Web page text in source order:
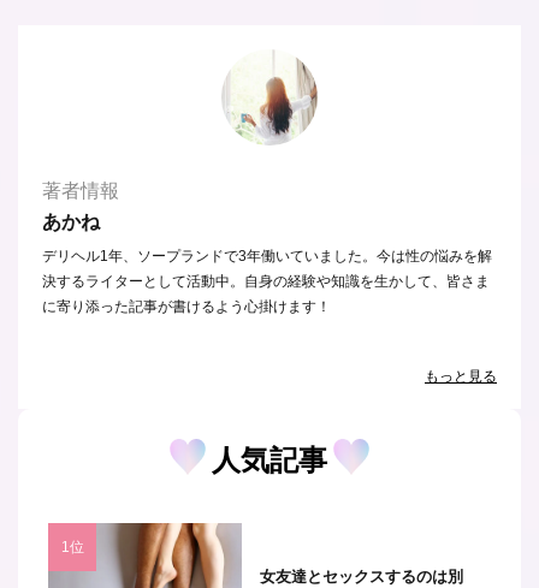
著者情報
あかね
デリヘル1年、ソープランドで3年働いていました。今は性の悩みを解
決するライターとして活動中。自身の経験や知識を生かして、皆さま
に寄り添った記事が書けるよう心掛けます！
もっと見る
人気記事
女友達とセックスするのは別